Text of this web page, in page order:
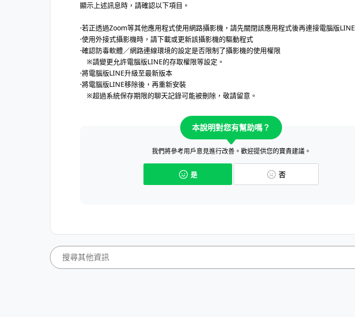
顯示上述訊息時，請確認以下項目。
⋅若正透過Zoom等其他應用程式使用網路攝影機，請先關閉該應用程式後再連接電腦版LINE
⋅使用外接式攝影機時，請下載或更新該攝影機的驅動程式
⋅確認防毒軟體／網路連線環境的設定是否限制了攝影機的使用權限
※請變更允許電腦版LINE的存取權限等設定。
⋅將電腦版LINE升級至最新版本
⋅將電腦版LINE移除後，再重新安裝
※超過系統保存期限的聊天記錄可能被刪除，敬請留意。
本說明對您有幫助嗎？
我們將參考用戶意見進行改善。歡迎提供您的寶貴建議。
是 否